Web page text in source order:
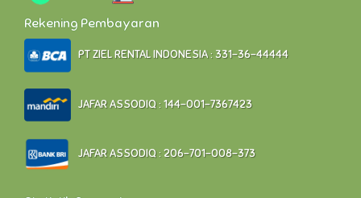
Rekening Pembayaran
PT ZIEL RENTAL INDONESIA : 331-36-44444
JAFAR ASSODIQ : 144-001-7367423
JAFAR ASSODIQ : 206-701-008-373